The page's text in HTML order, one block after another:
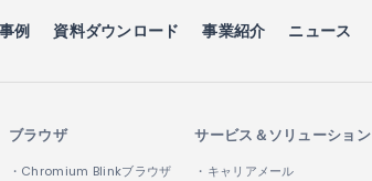
例 資料ダウンロード 事業紹介 ニュース
ブラウザ
・Chromium Blinkブラウザ
サービス＆ソリューション
・キャリアメール